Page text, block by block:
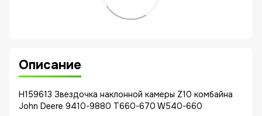
Описание
H159613 Звездочка наклонной камеры Z10 комбайна
John Deere 9410-9880 T660-670 W540-660